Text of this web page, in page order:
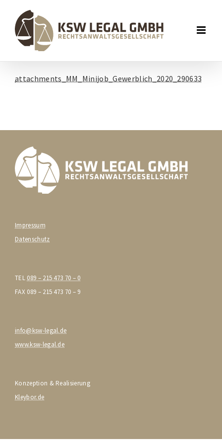
attachments_MM_Minijob_Gewerblich_2020_290633
Impressum
Datenschutz
TEL 089 – 215 473 70 – 0
FAX 089 – 215 473 70 – 9
info@ksw-legal.de
www.ksw-legal.de
Konzeption & Realisierung
Kleybor.de